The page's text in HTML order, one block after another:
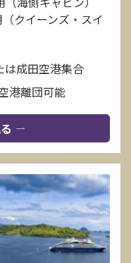
クイーンズ・スイ
は成田空港集合
港離団可能